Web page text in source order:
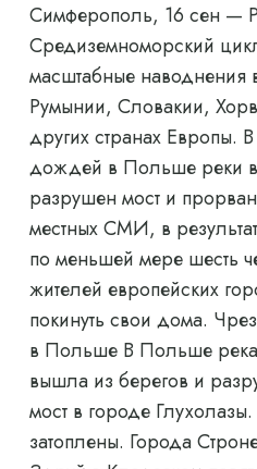
Симферополь, 16 сен —
Средиземноморский
масштабные
Румынии, Словакии,
других странах Европы.
дождей в Польше реки
разрушен мост и
местных СМИ, в
по меньшей мере шесть
жителей европейских
покинуть свои дома.
в Польше В Польше река
вышла из берегов и
мост в городе
затоплены. Города